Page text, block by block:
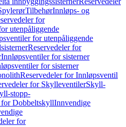
TilbehørInnløps- og
for
utenpåliggende
for utenpåliggende
Reservedeler for
Innløpsventiler for sisterner
for sisterner
Reservedeler for Innløpsventil
for SkylleventilerSkyll-
stopp-
for DobbeltskyllInnvendige
for